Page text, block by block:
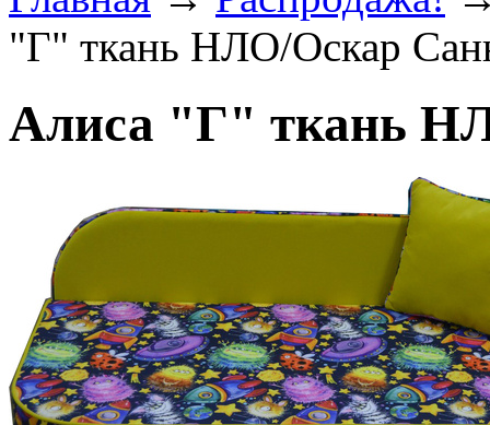
"Г" ткань НЛО/Оскар
Алиса "Г" ткань